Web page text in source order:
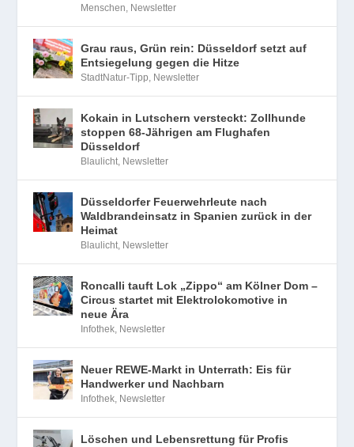
Menschen Newsletter
Grau raus, Grün rein: Düsseldorf setzt auf
Entsiegelung gegen die Hitze
StadtNatur-Tipp Newsletter
Kokain in Lutschern versteckt: Zollhunde
stoppen 68-Jährigen am Flughafen
Düsseldorf
Blaulicht Newsletter
Düsseldorfer Feuerwehrleute nach
Waldbrandeinsatz in Spanien zurück in der
Heimat
Blaulicht Newsletter
Roncalli tauft Lok „Zippo“ am Kölner Dom –
Circus startet mit Elektrolokomotive in
neue Ära
Infothek Newsletter
Neuer REWE-Markt in Unterrath: Eis für
Handwerker und Nachbarn
Infothek Newsletter
Löschen und Lebensrettung für Profis